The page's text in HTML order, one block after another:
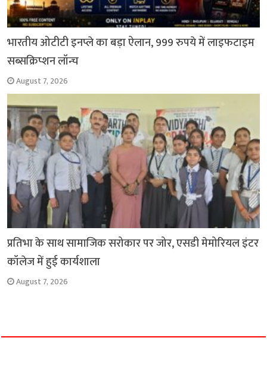
भारतीय ओटीटी इनप्ले का बड़ा ऐलान, 999 रुपये में लाइफटाइम
सब्सक्रिप्शन लॉन्च
August 7, 2026
प्रतिभा के साथ सामाजिक सरोकार पर जोर, एसडी मेमोरियल इंटर
कॉलेज में हुई कार्यशाला
August 7, 2026